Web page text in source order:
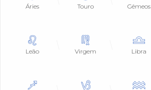
Áries Touro Gêmeos
Leão Virgem Libra